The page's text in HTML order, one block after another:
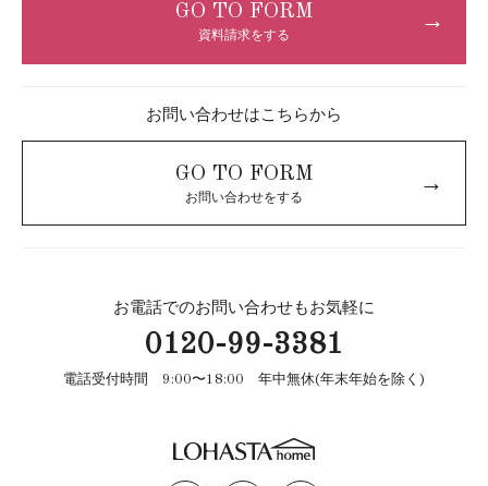
GO TO FORM
資料請求をする
→
お問い合わせはこちらから
GO TO FORM
お問い合わせをする
→
お電話でのお問い合わせもお気軽に
0120-99-3381
電話受付時間 9:00〜18:00 年中無休(年末年始を除く)